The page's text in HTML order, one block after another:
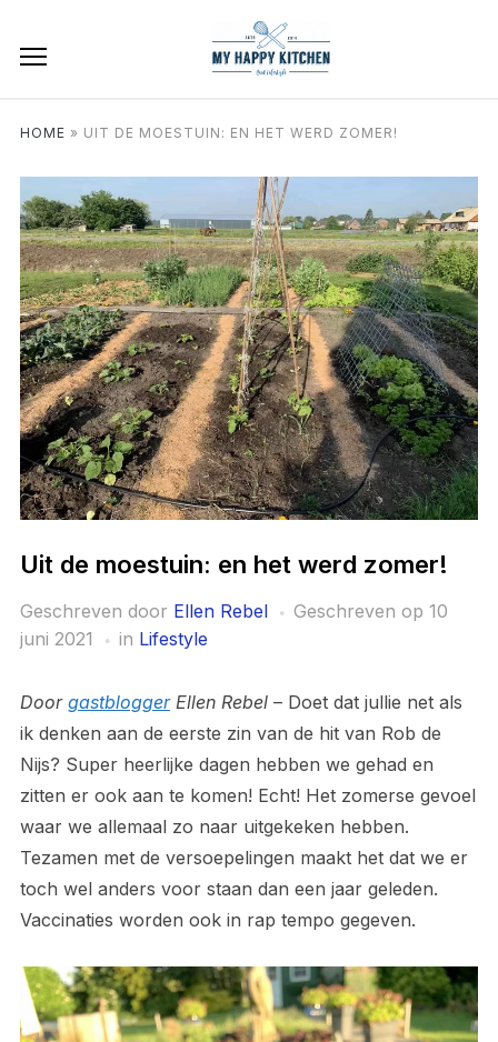
HOME » UIT DE MOESTUIN: EN HET WERD ZOMER!
Uit de moestuin: en het werd zomer!
Geschreven door Ellen Rebel Geschreven op 10
juni 2021
in Lifestyle
Door gastbloggerEllen Rebel– Doet dat jullie net als
ik denken aan de eerste zin van de hit van Rob de
Nijs? Super heerlijke dagen hebben we gehad en
zitten er ook aan te komen! Echt! Het zomerse gevoel
waar we allemaal zo naar uitgekeken hebben.
Tezamen met de versoepelingen maakt het dat we er
toch wel anders voor staan dan een jaar geleden.
Vaccinaties worden ook in rap tempo gegeven.